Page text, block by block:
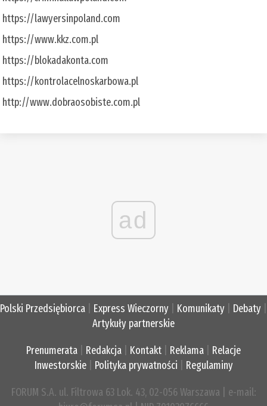
https://lawyersinpoland.com
https://www.kkz.com.pl
https://blokadakonta.com
https://kontrolacelnoskarbowa.pl
http://www.dobraosobiste.com.pl
ad
Polski Przedsiębiorca Express Wieczorny Komunikaty Debaty
Artykuły partnerskie
Prenumerata Redakcja Kontakt Reklama
Relacje
Inwestorskie| Polityka prywatności Regulaminy
FORUM S.A. ul. Filtrowa 63 Lok. 43, 02-056 Warszawa | e-mail: